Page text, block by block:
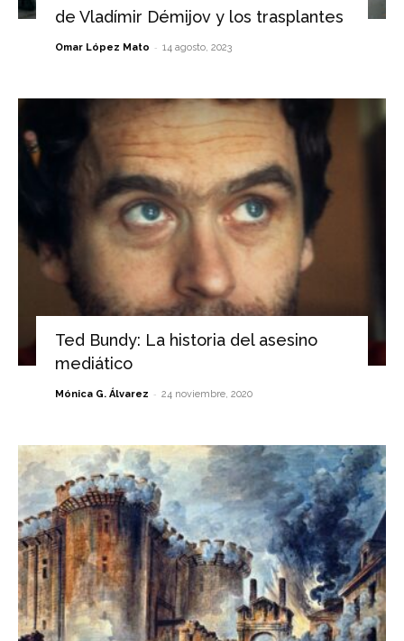
de Vladímir Démijov y los trasplantes
Omar López Mato - 14 agosto, 2023
Ted Bundy: La historia del asesino
mediático
Mónica G. Álvarez - 24 noviembre, 2020